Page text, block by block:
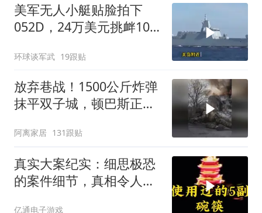
美军无人小艇贴脸拍下
052D，24万美元挑衅10
战法？
环球谈军武 19跟贴
放弃巷战！1500公斤炸弹
抹平双子城，顿巴斯正变
阿离家居 131跟贴
真实大案纪实：细思极恐
的案件细节，真相令人脊
亿通电子游戏